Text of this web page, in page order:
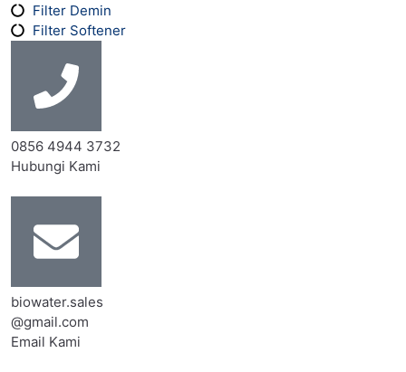
Filter Demin
Filter Softener
0856 4944 3732
Hubungi Kami
biowater.sales
@gmail.com
Email Kami